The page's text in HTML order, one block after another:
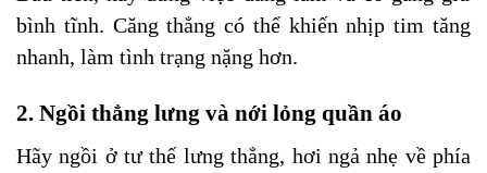
bình tĩnh. Căng thẳng có thể khiến nhịp tim tăng
nhanh, làm tình trạng nặng hơn.
2. Ngồi thẳng lưng và nới lỏng quần áo
Hãy ngồi ở tư thế lưng thẳng, hơi ngả nhẹ về phía